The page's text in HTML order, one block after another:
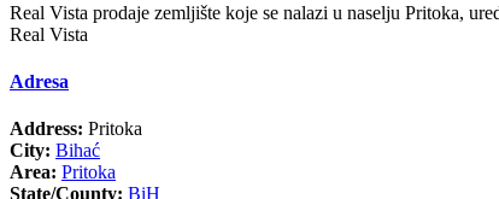
Real Vista prodaje zemljište koje se nalazi u naselju Pritoka,
Real Vista
Adresa
Address: Pritoka
City: Bihać
Area: Pritoka
State/County: BiH